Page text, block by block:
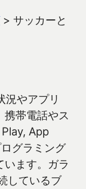
> サッカーと
況やアプリ
携帯電話やス
App
グラミング
ます。ガラ
しているブ